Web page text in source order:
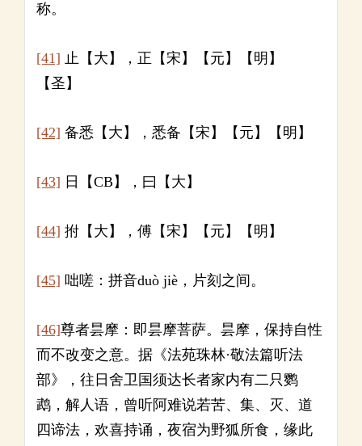
称。
[41] 止【大】，正【宋】【元】【明】
【圣】
[42] 备悉【大】，悉备【宋】【元】【明】
[43] 日【CB】，曰【大】
[44] 拊【大】，傅【宋】【元】【明】
[45] 咄嗟：拼音duò jiè，片刻之间。
[46]尊者昙摩：即昙摩菩萨。昙摩，保持自性
而不改变之意。据《法苑珠林·敬法篇听法
部》，往日舍卫国须达长者家内有二只鹦
鹉，解人语，曾听阿难说若苦、集、灭、道
四谛法，欢喜持诵，夜宿为野狐所食，缘此